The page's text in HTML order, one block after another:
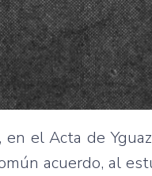
el Acta de
acuerdo, al